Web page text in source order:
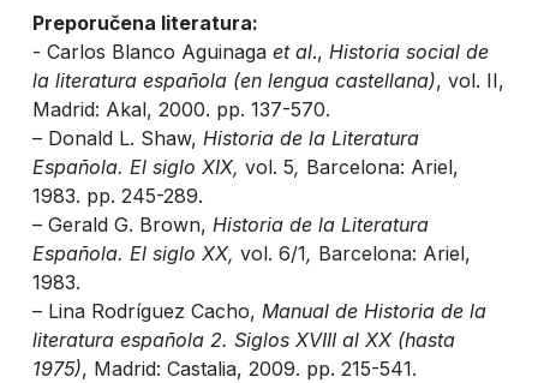
Preporučena literatura:
- Carlos Blanco Aguinaga et al., Historia social de
la literatura española (en lengua castellana), vol. II,
Madrid: Akal, 2000. pp. 137-570.
– Donald L. Shaw, Historia de la Literatura
Española. El siglo XIX, vol. 5, Barcelona: Ariel,
1983. pp. 245-289.
– Gerald G. Brown, Historia de la Literatura
Española. El siglo XX, vol. 6/1, Barcelona: Ariel,
1983.
– Lina Rodríguez Cacho, Manual de Historia de la
literatura española 2. Siglos XVIII al XX (hasta
1975), Madrid: Castalia, 2009. pp. 215-541.